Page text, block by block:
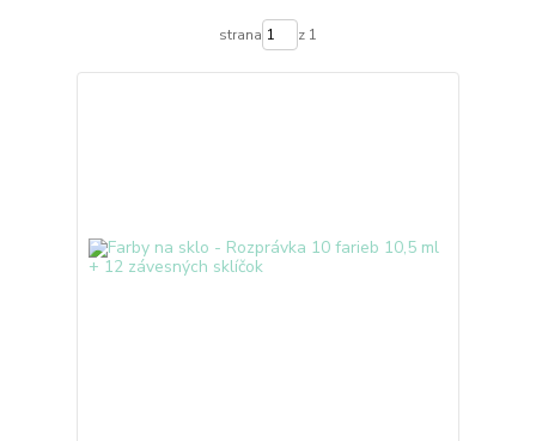
strana z 1